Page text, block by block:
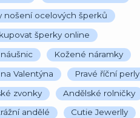
nošení ocelových šperků
šperky online
Kožené náramky
Valentýna
Pravé říční perly
zvonky
Andělské rolničky
andělé
Cutie Jewerlly